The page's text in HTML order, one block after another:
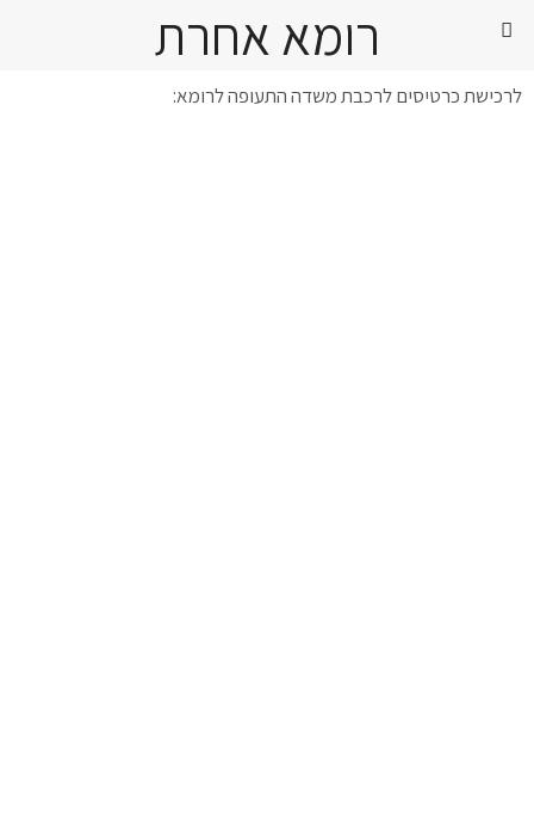
לרכישת כרטיסים לרכבת משדה התעופה לרומא:
רומא אחרת